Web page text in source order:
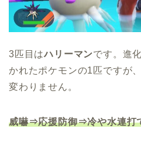
3匹目はハリーマンです。進
かれたポケモンの1匹ですが
変わりません。
威嚇⇒応援防御⇒冷や水連打